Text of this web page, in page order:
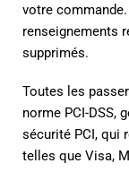
votre
renseignements
supprimés.
Toutes les
norme PCI-DSS,
sécurité PCI, qui
telles que Visa,